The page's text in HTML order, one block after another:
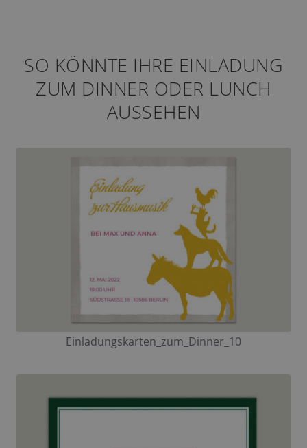
SO KÖNNTE IHRE EINLADUNG
ZUM DINNER ODER LUNCH
AUSSEHEN
Einladungskarten_zum_Dinner_10